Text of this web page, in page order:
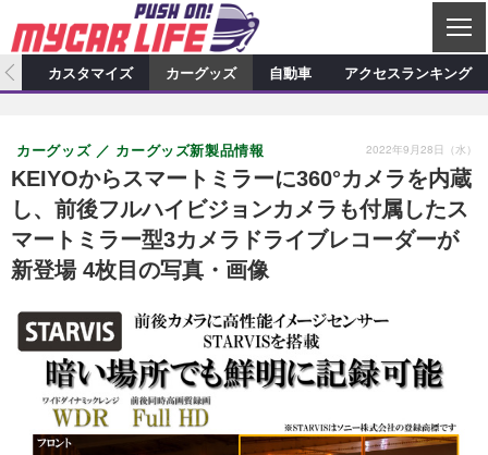
C
L
S
カーオーディオ
プロショップ検索
カーオーディオニュース デモカー製作記
その他
カスタマイズ特集記事 カスタマイズ新製品情報
カスタマイズニュース
カーグッズ
カーグッズ特集記事 カーグッズ新製品情報
カーグッズニュース
自動車
ニュース
アクセスランキング
カスタマイズ カーグッズ 自動車 アクセスランキング
KEIYOからスマートミラーに360°カメラを内蔵
し、前後フルハイビジョンカメラも付属したス
マートミラー型3カメラドライブレコーダーが
新登場 4枚目の写真・画像
カーグッズ カーグッズ新製品情報 2022年9月28日（水）